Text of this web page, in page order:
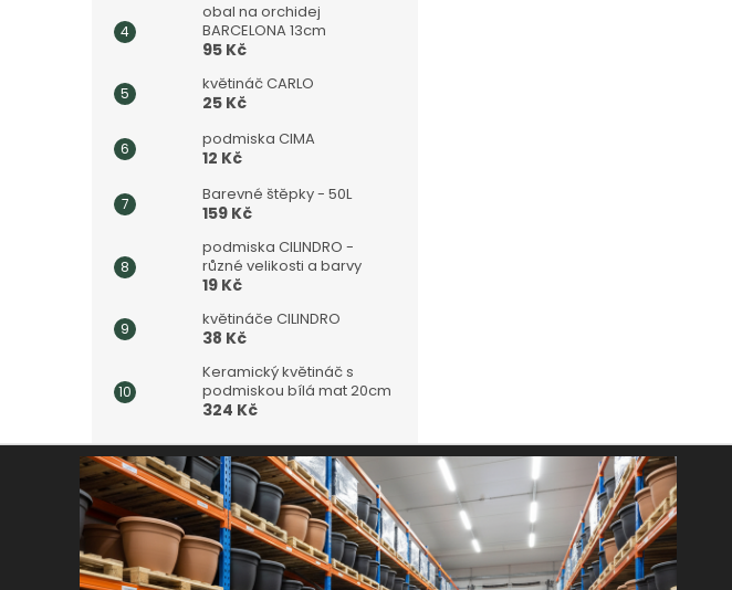
obal na orchidej
BARCELONA 13cm
95 Kč
květináč CARLO
25 Kč
podmiska CIMA
12 Kč
Barevné štěpky - 50L
159 Kč
podmiska CILINDRO -
různé velikosti a barvy
19 Kč
květináče CILINDRO
38 Kč
Keramický květináč s
podmiskou bílá mat 20cm
324 Kč